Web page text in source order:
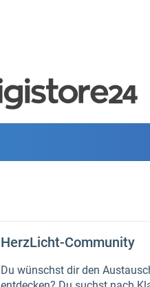
HerzLicht-Community
Du wünschst dir den